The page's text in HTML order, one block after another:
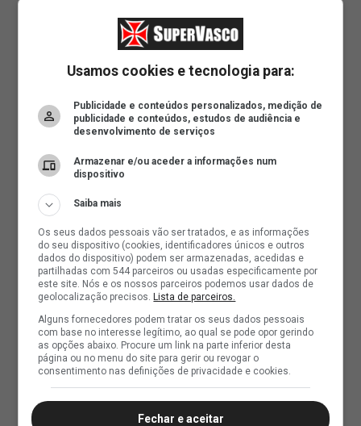
Usamos cookies e tecnologia para:
Publicidade e conteúdos personalizados, medição de
publicidade e conteúdos, estudos de audiência e
desenvolvimento de serviços
Armazenar e/ou aceder a informações num
dispositivo
Saiba mais
Os seus dados pessoais vão ser tratados, e as informações
do seu dispositivo (cookies, identificadores únicos e outros
dados do dispositivo) podem ser armazenadas, acedidas e
partilhadas com 544 parceiros ou usadas especificamente por
este site. Nós e os nossos parceiros podemos usar dados de
geolocalização precisos.Lista de parceiros.
Alguns fornecedores podem tratar os seus dados pessoais
com base no interesse legítimo, ao qual se pode opor gerindo
as opções abaixo. Procure um link na parte inferior desta
página ou no menu do site para gerir ou revogar o
consentimento nas definições de privacidade e cookies.
Fechar e aceitar